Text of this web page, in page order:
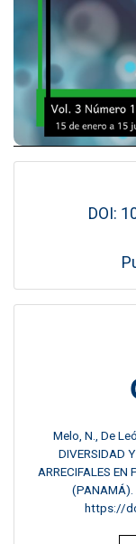
DOI:
Melo, N., De
DIVERSIDAD
ARRECIFALES EN
(PANAMÁ).
https://